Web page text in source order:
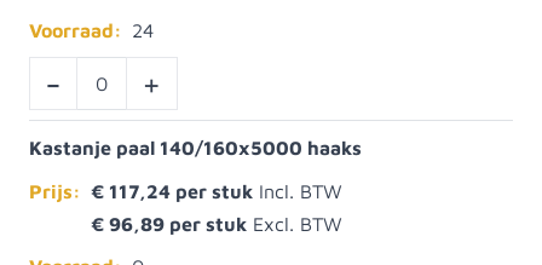
Voorraad:
24
- +
Kastanje paal 140/160x5000 haaks
Prijs: € 117,24
€ 96,89